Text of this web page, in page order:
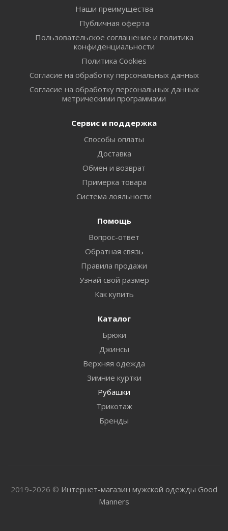
Наши преимущества
Публичная оферта
Пользовательское соглашение и политика
конфиденциальности
Политика Cookies
Согласие на обработку персональных данных
Согласие на обработку персональных данных
метрическими программами
Сервис и поддержка
Способы оплаты
Доставка
Обмен и возврат
Примерка товара
Система лояльности
Помощь
Вопрос-ответ
Обратная связь
Правила продажи
Узнай свой размер
Как купить
Каталог
Брюки
Джинсы
Верхняя одежда
Зимние куртки
Рубашки
Трикотаж
Бренды
2019-2026 © Интернет-магазин мужской одежды Good
Manners